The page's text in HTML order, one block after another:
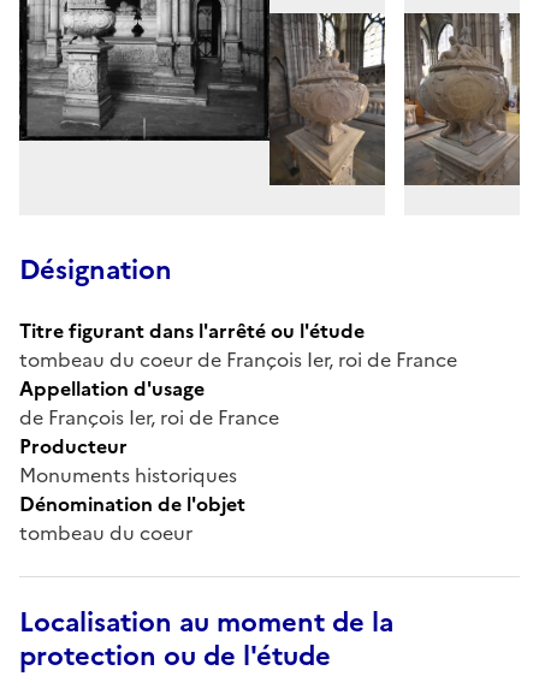
Désignation
Titre figurant dans l'arrêté ou l'étude
tombeau du coeur de François Ier, roi de France
Appellation d'usage
de François Ier, roi de France
Producteur
Monuments historiques
Dénomination de l'objet
tombeau du coeur
Localisation au moment de la
protection ou de l'étude